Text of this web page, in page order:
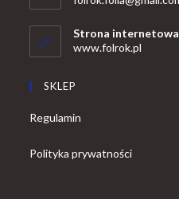
your
application
Strona
www.folrok.pl
SKLEP
Regulamin
Polityka prywatności